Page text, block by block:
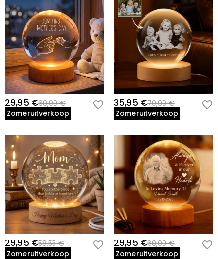
29,95 €60,00 €
Zomeruitverkoop
35,95 €70,00 €
Zomeruitverkoop
29,95 €58,55 €
Zomeruitverkoop
29,95 €60,00 €
Zomeruitverkoop